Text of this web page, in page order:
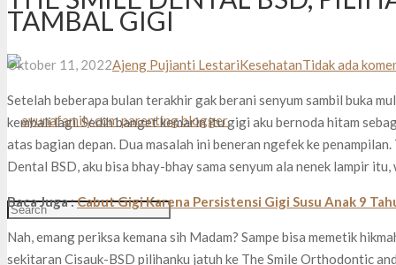
TAMBAL GIGI
Oktober 11, 2022Ajeng Pujianti LestariKesehatanTidak ada
Setelah beberapa bulan terakhir gak berani senyum sambil buka
kembali lagi. Sedih banget kemarin itu gigi aku bernoda hitam
atas bagian depan. Dua masalah ini beneran ngefek ke
Dental BSD, aku bisa bhay-bhay sama senyum ala nenek lampir itu,
Baca Juga :Cabut Gigi Karena Persistensi Gigi Susu Anak 9
Nah, emang periksa kemana sih Madam? Sampe bisa memetik
sekitaran Cisauk-BSD pilihanku jatuh ke The Smile Orthodontic